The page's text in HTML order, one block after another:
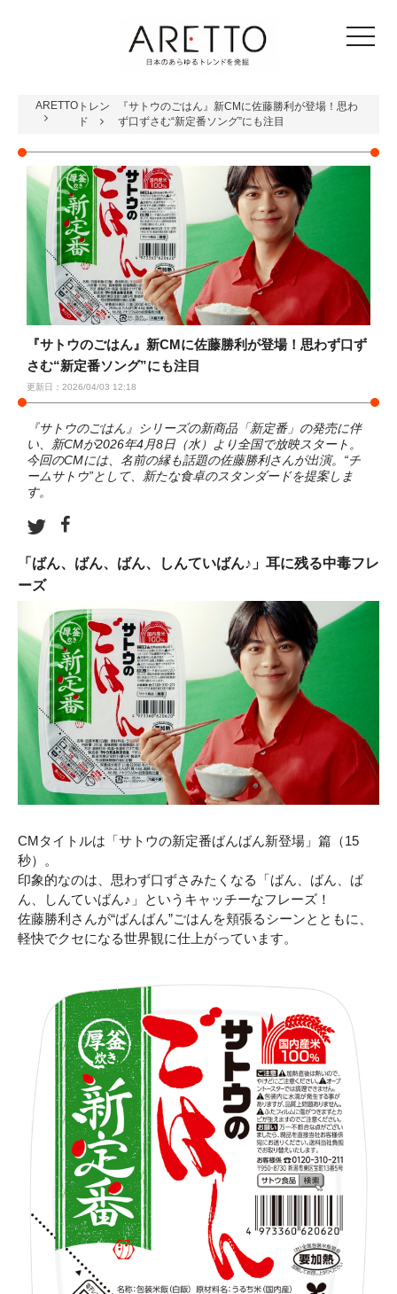
toggle
ARETTO トレン
ド
『サトウのごはん』新CMに佐藤勝利が登場！思わ
ず口ずさむ“新定番ソング”にも注目
『サトウのごはん』新CMに佐藤勝利が登場！思わず口ず
さむ“新定番ソング”にも注目
更新日：2026/04/03 12:18
『サトウのごはん』シリーズの新商品「新定番」の発売に伴
い、新CMが2026年4月8日（水）より全国で放映スタート。
今回のCMには、名前の縁も話題の佐藤勝利さんが出演。“チ
ームサトウ”として、新たな食卓のスタンダードを提案しま
す。
「ばん、ばん、ばん、しんていばん♪」耳に残る中毒フレ
ーズ
CMタイトルは「サトウの新定番ばんばん新登場」篇（15
秒）。
印象的なのは、思わず口ずさみたくなる「ばん、ばん、ば
ん、しんていばん♪」というキャッチーなフレーズ！
佐藤勝利さんが“ばんばん”ごはんを頬張るシーンとともに、
軽快でクセになる世界観に仕上がっています。